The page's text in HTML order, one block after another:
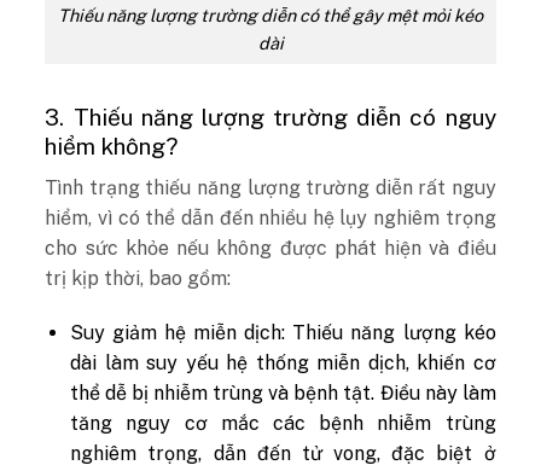
Thiếu năng lượng trường diễn có thể gây mệt mỏi kéo
dài
3. Thiếu năng lượng trường diễn có nguy
hiểm không?
Tình trạng thiếu năng lượng trường diễn rất nguy
hiểm, vì có thể dẫn đến nhiều hệ lụy nghiêm trọng
cho sức khỏe nếu không được phát hiện và điều
trị kịp thời, bao gồm:
Suy giảm hệ miễn dịch: Thiếu năng lượng kéo
dài làm suy yếu hệ thống miễn dịch, khiến cơ
thể dễ bị nhiễm trùng và bệnh tật. Điều này làm
tăng nguy cơ mắc các bệnh nhiễm trùng
nghiêm trọng, dẫn đến tử vong, đặc biệt ở